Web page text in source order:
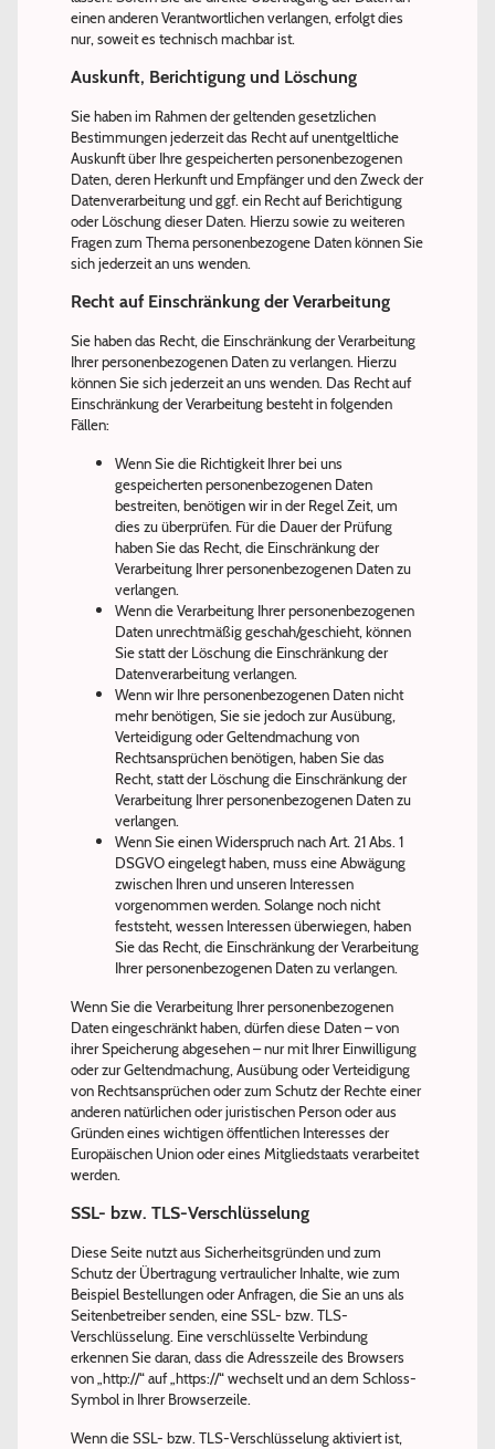
einen anderen Verantwortlichen verlangen, erfolgt dies
nur, soweit es technisch machbar ist.
Auskunft, Berichtigung und Löschung
Sie haben im Rahmen der geltenden gesetzlichen
Bestimmungen jederzeit das Recht auf unentgeltliche
Auskunft über Ihre gespeicherten personenbezogenen
Daten, deren Herkunft und Empfänger und den Zweck der
Datenverarbeitung und ggf. ein Recht auf Berichtigung
oder Löschung dieser Daten. Hierzu sowie zu weiteren
Fragen zum Thema personenbezogene Daten können Sie
sich jederzeit an uns wenden.
Recht auf Einschränkung der Verarbeitung
Sie haben das Recht, die Einschränkung der Verarbeitung
Ihrer personenbezogenen Daten zu verlangen. Hierzu
können Sie sich jederzeit an uns wenden. Das Recht auf
Einschränkung der Verarbeitung besteht in folgenden
Fällen:
Wenn Sie die Richtigkeit Ihrer bei uns
gespeicherten personenbezogenen Daten
bestreiten, benötigen wir in der Regel Zeit, um
dies zu überprüfen. Für die Dauer der Prüfung
haben Sie das Recht, die Einschränkung der
Verarbeitung Ihrer personenbezogenen Daten zu
verlangen.
Wenn die Verarbeitung Ihrer personenbezogenen
Daten unrechtmäßig geschah/geschieht, können
Sie statt der Löschung die Einschränkung der
Datenverarbeitung verlangen.
Wenn wir Ihre personenbezogenen Daten nicht
mehr benötigen, Sie sie jedoch zur Ausübung,
Verteidigung oder Geltendmachung von
Rechtsansprüchen benötigen, haben Sie das
Recht, statt der Löschung die Einschränkung der
Verarbeitung Ihrer personenbezogenen Daten zu
verlangen.
Wenn Sie einen Widerspruch nach Art. 21 Abs. 1
DSGVO eingelegt haben, muss eine Abwägung
zwischen Ihren und unseren Interessen
vorgenommen werden. Solange noch nicht
feststeht, wessen Interessen überwiegen, haben
Sie das Recht, die Einschränkung der Verarbeitung
Ihrer personenbezogenen Daten zu verlangen.
Wenn Sie die Verarbeitung Ihrer personenbezogenen
Daten eingeschränkt haben, dürfen diese Daten – von
ihrer Speicherung abgesehen – nur mit Ihrer Einwilligung
oder zur Geltendmachung, Ausübung oder Verteidigung
von Rechtsansprüchen oder zum Schutz der Rechte einer
anderen natürlichen oder juristischen Person oder aus
Gründen eines wichtigen öffentlichen Interesses der
Europäischen Union oder eines Mitgliedstaats verarbeitet
werden.
SSL- bzw. TLS-Verschlüsselung
Diese Seite nutzt aus Sicherheitsgründen und zum
Schutz der Übertragung vertraulicher Inhalte, wie zum
Beispiel Bestellungen oder Anfragen, die Sie an uns als
Seitenbetreiber senden, eine SSL- bzw. TLS-
Verschlüsselung. Eine verschlüsselte Verbindung
erkennen Sie daran, dass die Adresszeile des Browsers
von „http://“ auf „https://“ wechselt und an dem Schloss-
Symbol in Ihrer Browserzeile.
Wenn die SSL- bzw. TLS-Verschlüsselung aktiviert ist,